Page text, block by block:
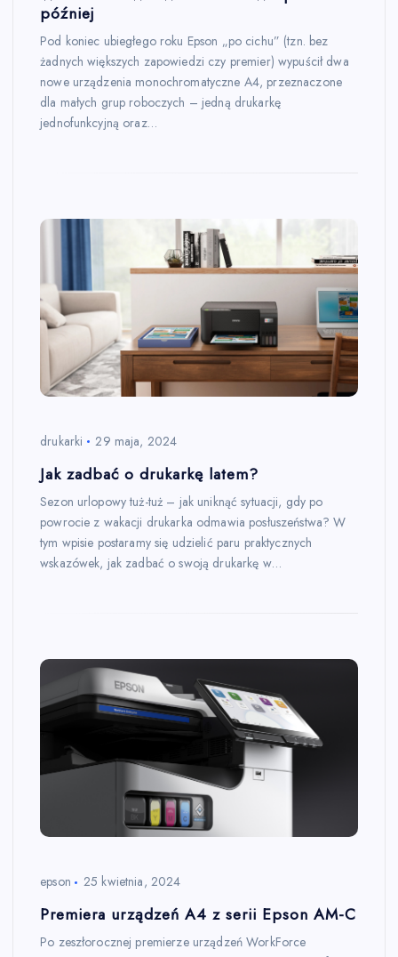
później
Pod koniec ubiegłego roku Epson „po cichu” (tzn. bez
żadnych większych zapowiedzi czy premier) wypuścił dwa
nowe urządzenia monochromatyczne A4, przeznaczone
dla małych grup roboczych – jedną drukarkę
jednofunkcyjną oraz…
drukarki 29 maja, 2024
Jak zadbać o drukarkę latem?
Sezon urlopowy tuż-tuż – jak uniknąć sytuacji, gdy po
powrocie z wakacji drukarka odmawia posłuszeństwa? W
tym wpisie postaramy się udzielić paru praktycznych
wskazówek, jak zadbać o swoją drukarkę w…
epson 25 kwietnia, 2024
Premiera urządzeń A4 z serii Epson AM-C
Po zeszłorocznej premierze urządzeń WorkForce